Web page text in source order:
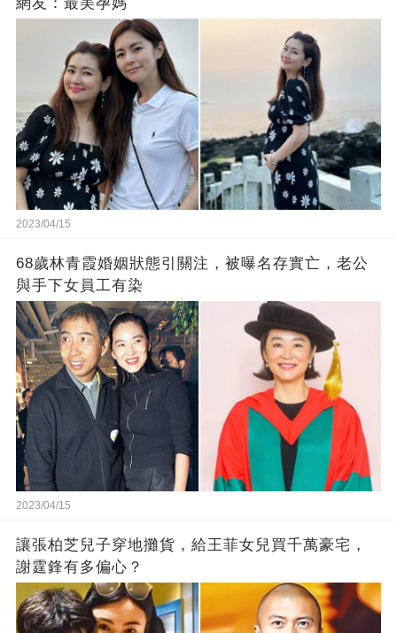
網友：最美孕媽
2023/04/15
68歲林青霞婚姻狀態引關注，被曝名存實亡，老公
與手下女員工有染
2023/04/15
讓張柏芝兒子穿地攤貨，給王菲女兒買千萬豪宅，
謝霆鋒有多偏心？